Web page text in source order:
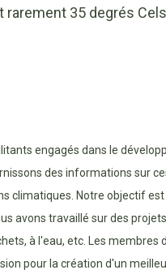
35 degrés
engagés dans le
des informations sur
climatiques. Notre objectif
avons travaillé sur des
à l'eau, etc. Les
pour la création d'un